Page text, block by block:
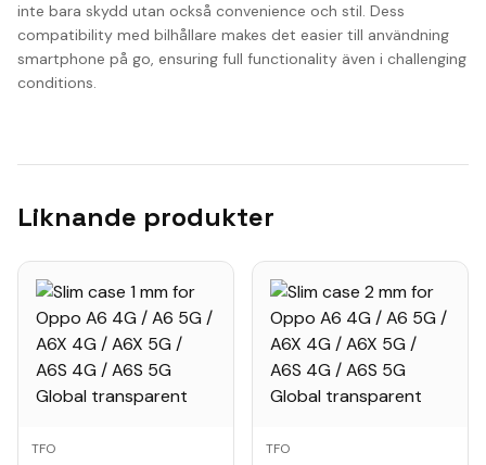
inte bara skydd utan också convenience och stil. Dess
compatibility med bilhållare makes det easier till användning
smartphone på go, ensuring full functionality även i challenging
conditions.
Liknande produkter
TFO TFO